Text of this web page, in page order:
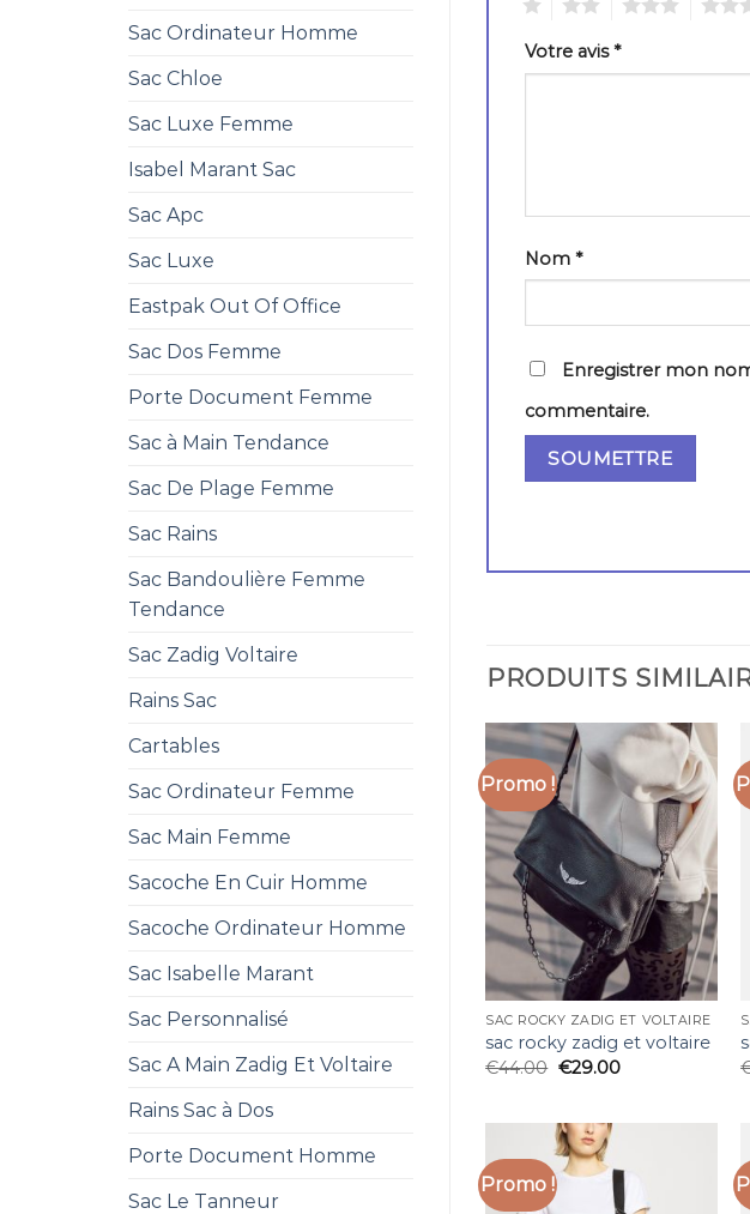
Sac Ordinateur Homme
Sac Chloe
Sac Luxe Femme
Isabel Marant Sac
Sac Apc
Sac Luxe
Eastpak Out Of Office
Sac Dos Femme
Porte Document Femme
Sac à Main Tendance
Sac De Plage Femme
Sac Rains
Sac Bandoulière Femme
Tendance
Sac Zadig Voltaire
Rains Sac
Cartables
Sac Ordinateur Femme
Sac Main Femme
Sacoche En Cuir Homme
Sacoche Ordinateur Homme
Sac Isabelle Marant
Sac Personnalisé
Sac A Main Zadig Et Voltaire
Rains Sac à Dos
Porte Document Homme
Sac Le Tanneur
Votre avis*
Nom *
Enregistrer mon
commentaire.
PRODUITS
Promo !
SAC ROCKY ZADIG ET VOLTAIRE
sac rocky zadig et voltaire
€44.00 €29.00
Promo !